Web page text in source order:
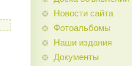
Новости сайта
Фотоальбомы
Наши издания
Документы